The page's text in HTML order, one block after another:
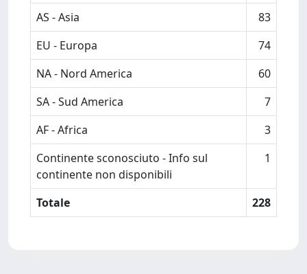
AS - Asia
83
EU - Europa
74
NA - Nord America
60
SA - Sud America
7
AF - Africa
3
Continente sconosciuto - Info sul
continente non disponibili
1
Totale 228